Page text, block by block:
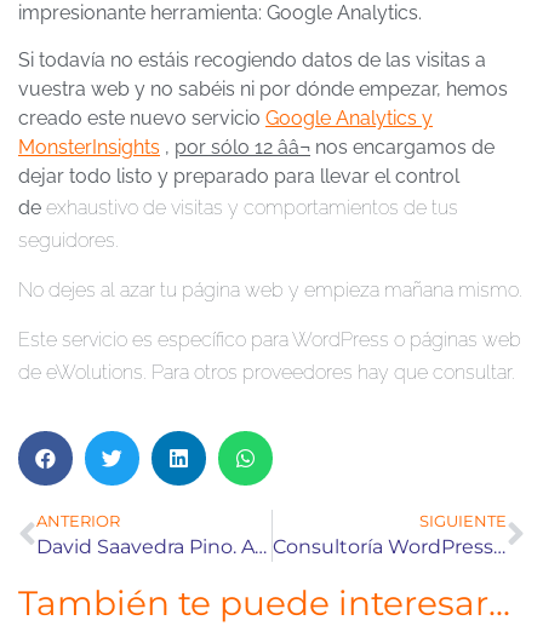
impresionante herramienta: Google Analytics.
Si todavía no estáis recogiendo datos de las visitas a
vuestra web y no sabéis ni por dónde empezar, hemos
creado este nuevo servicio Google Analytics y
MonsterInsights , por sólo 12 ââ¬ nos encargamos de
dejar todo listo y preparado para llevar el control
de exhaustivo de visitas y comportamientos de tus
seguidores.
No dejes al azar tu página web y empieza mañana mismo.
Este servicio es específico para WordPress o páginas web
de eWolutions. Para otros proveedores hay que consultar.
ANTERIOR
David Saavedra Pino. Asesoramientosocial.com
SIGUIENTE
Consultoría WordPress – ahorra tiempo y dinero
También te puede interesar...